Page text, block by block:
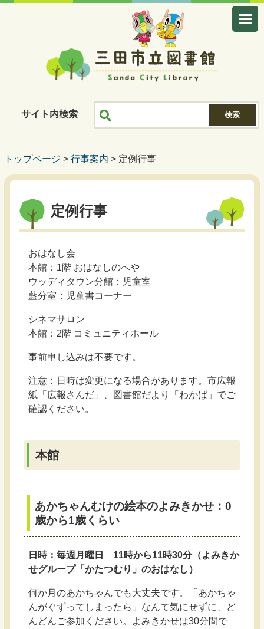
サイト内検索
トップページ > 行事案内 > 定例行事
定例行事
おはなし会
本館：1階 おはなしのへや
ウッディタウン分館：児童室
藍分室：児童書コーナー
シネマサロン
本館：2階 コミュニティホール
事前申し込みは不要です。
注意：日時は変更になる場合があります。市広報
紙「広報さんだ」、図書館だより「わかば」でご
確認ください。
本館
あかちゃんむけの絵本のよみきかせ：0
歳から1歳くらい
日時：毎週月曜日 11時から11時30分（よみきか
せグループ「かたつむり」のおはなし）
何か月のあかちゃんでも大丈夫です。「あかちゃ
んがぐずってしまったら」なんて気にせずに、ど
んどんご参加ください。よみきかせは30分間で